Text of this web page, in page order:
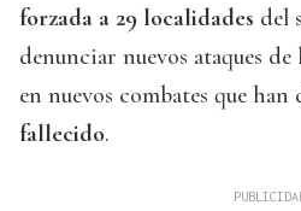
forzada a 29 localidades del
denunciar nuevos ataques
en nuevos combates que han
fallecido.